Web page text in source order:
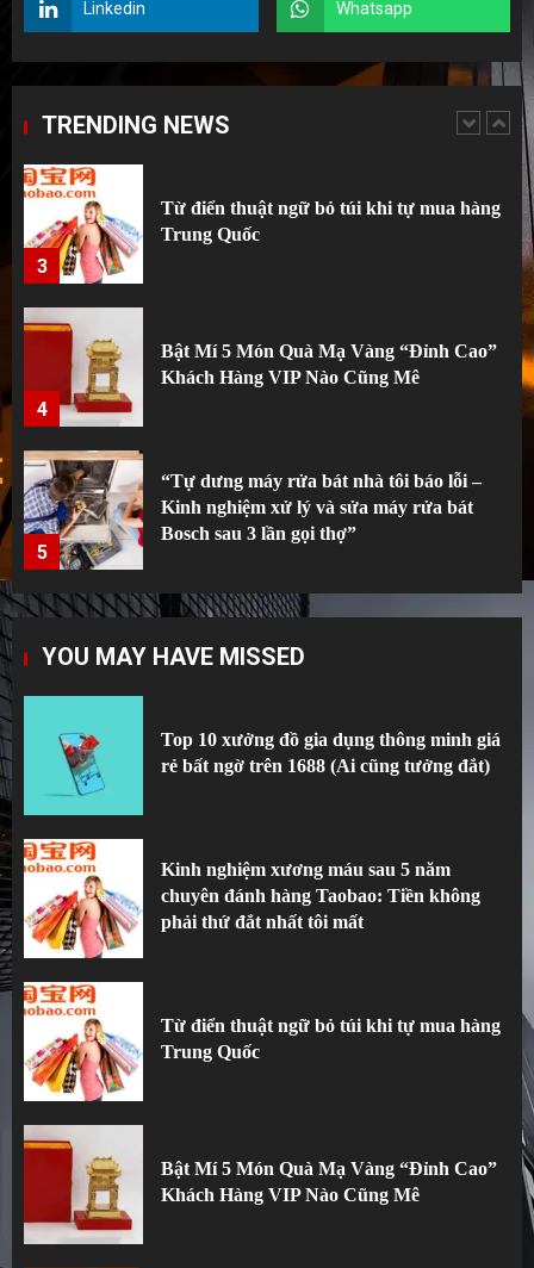
Linkedin Whatsapp
TRENDING NEWS
2
chuyên đánh hàng Taobao: Tiền không
3
Từ điển thuật ngữ bỏ túi khi tự mua hàng
Trung Quốc
4
Bật Mí 5 Món Quà Mạ Vàng “Đỉnh Cao”
Khách Hàng VIP Nào Cũng Mê
5
“Tự dưng máy rửa bát nhà tôi báo lỗi –
Kinh nghiệm xử lý và sửa máy rửa bát
Bosch sau 3 lần gọi thợ”
1
rẻ bất ngờ trên 1688 (Ai cũng tưởng đắt)
2
Kinh nghiệm xương máu sau 5 năm
3
Từ điển thuật ngữ bỏ túi khi tự mua hàng
YOU MAY HAVE MISSED
Top 10 xưởng đồ gia dụng thông minh giá
rẻ bất ngờ trên 1688 (Ai cũng tưởng đắt)
Kinh nghiệm xương máu sau 5 năm
chuyên đánh hàng Taobao: Tiền không
phải thứ đắt nhất tôi mất
Từ điển thuật ngữ bỏ túi khi tự mua hàng
Trung Quốc
Bật Mí 5 Món Quà Mạ Vàng “Đỉnh Cao”
Khách Hàng VIP Nào Cũng Mê